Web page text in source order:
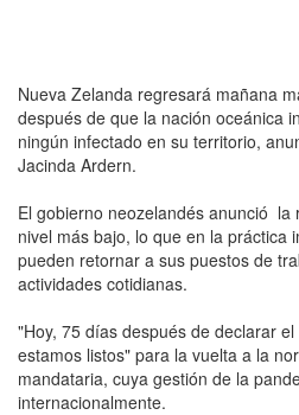
Nueva Zelanda regresará mañana
después de que la nación oceánica
ningún infectado en su territorio,
Jacinda Ardern.
El gobierno neozelandés anunció la
nivel más bajo, lo que en la práctica
pueden retornar a sus puestos de
actividades cotidianas.
"Hoy, 75 días después de declarar
estamos listos" para la vuelta a la
mandataria, cuya gestión de la
internacionalmente.